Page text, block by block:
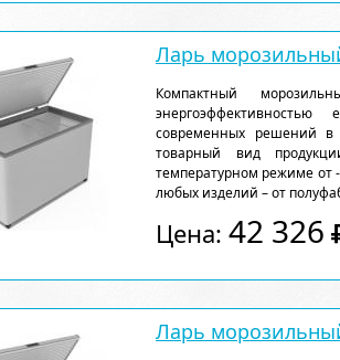
Ларь
Компактный
современных решений в
товарный вид
температурном режиме от
любых изделий – от
Цена: 42 326
Ларь